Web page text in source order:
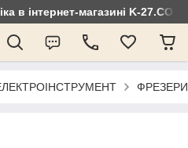
в інтернет-магазині K-